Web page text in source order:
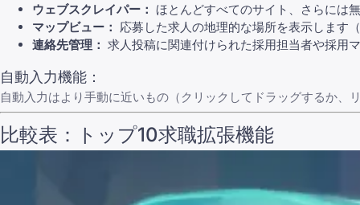
ウェブスクレイパー： ほとんどすべてのサイト、さらには
マップビュー： 応募した求人の地理的な場所を表示します
連絡先管理： 求人投稿に関連付けられた採用担当者や採用
自動入力機能：
自動入力はより手動に近いもの（クリックしてドラッグするか
比較表：トップ10求職拡張機能